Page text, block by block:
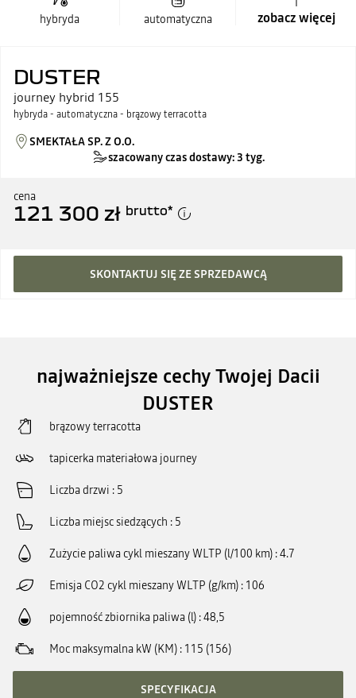
hybryda automatyczna zobacz więcej
DUSTER
journey hybrid 155
hybryda - automatyczna - brązowy terracotta
SMEKTAŁA SP. Z O.O.
szacowany czas dostawy: 3 tyg.
cena
121 300 zł brutto*
SKONTAKTUJ SIĘ ZE SPRZEDAWCĄ
najważniejsze cechy Twojej Dacii
DUSTER
brązowy terracotta
tapicerka materiałowa journey
Liczba drzwi 5
Liczba miejsc siedzących 5
Zużycie paliwa cykl mieszany WLTP (l/100 km) 4.7
Emisja CO2 cykl mieszany WLTP (g/km) 106
pojemność zbiornika paliwa (l) 48,5
Moc maksymalna kW (KM) 115 (156)
SPECYFIKACJA